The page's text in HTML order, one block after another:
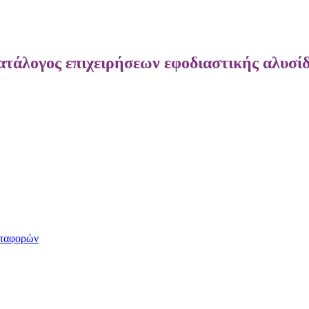
επιχειρήσεων εφοδιαστικής